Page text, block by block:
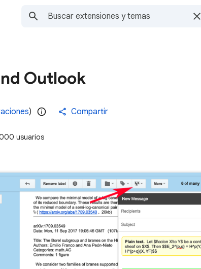
Outlook
) Compartir
usuarios